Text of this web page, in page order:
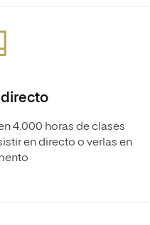
directo
4.000 horas de clases
en directo o verlas en